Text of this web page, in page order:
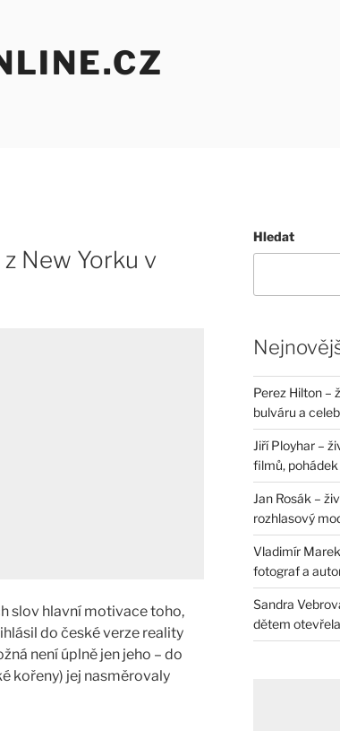
New Yorku v
slov hlavní motivace toho,
do české verze reality
není úplně jen jeho – do
kořeny) jej nasměrovaly
Hledat
Perez Hilton –
bulváru a
Jiří Ployhar –
filmů, pohádek
Jan Rosák –
rozhlasový
Vladimír
fotograf a
Sandra
dětem